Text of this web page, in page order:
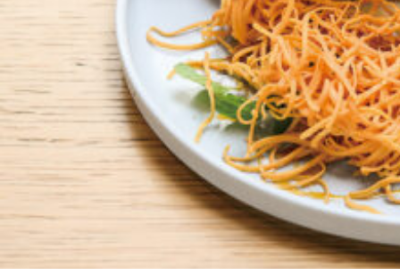
関西で開催。
おすすめの展覧会
おすすめの映画
誠光社で選びました。
おすすめの本
紹介します。
おすすめのイベント